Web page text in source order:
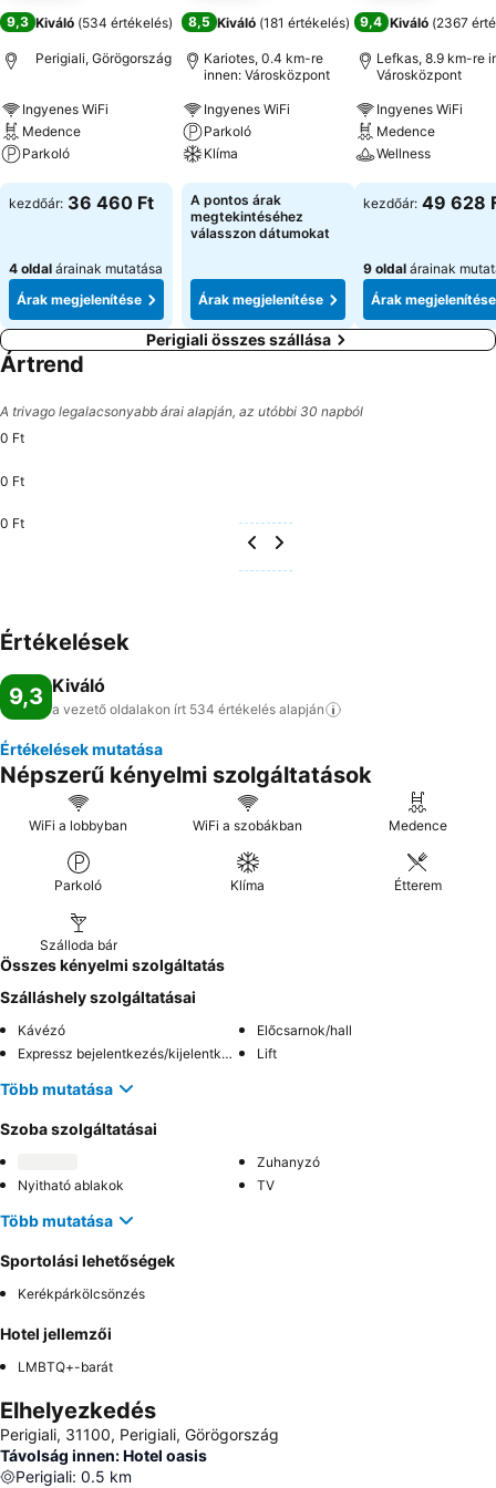
9,3 Kiváló (534 értékelés)
Perigiali, Görögország
Ingyenes WiFi
Medence
Parkoló
Árak megjelenítése
kezdőár: 36 460 Ft
4 oldal árainak mutatása
Árak megjelenítése
8,5 Kiváló (181 értékelés)
Kariotes, 0.4 km-re
innen: Városközpont
Ingyenes WiFi
Parkoló
Klíma
Árak megjelenítése
A pontos árak
megtekintéséhez
válasszon dátumokat
Árak megjelenítése
9,4 Kiváló (2367
Lefkas, 8.9 km-re
Városközpont
Ingyenes WiFi
Medence
Wellness
Árak
kezdőár: 49 628
9 oldal árainak
Árak megjelenítése
Perigiali összes szállása
Ártrend
A trivago legalacsonyabb árai alapján, az utóbbi 30 napból
0 Ft
0 Ft
0 Ft
Értékelések
9,3 Kiváló
a vezető oldalakon írt 534 értékelés alapján
Értékelések mutatása
Népszerű kényelmi szolgáltatások
WiFi a lobbyban WiFi a szobákban Medence
Parkoló Klíma Étterem
Szálloda bár
Összes kényelmi szolgáltatás
Szálláshely szolgáltatásai
Kávézó
Előcsarnok/hall
Expressz bejelentkezés/kijelentkezés
Lift
Több mutatása
Szoba szolgáltatásai
Zuhanyzó
Nyitható ablakok
TV
Több mutatása
Sportolási lehetőségek
Kerékpárkölcsönzés
Hotel jellemzői
LMBTQ+-barát
Elhelyezkedés
Perigiali, 31100, Perigiali, Görögország
Távolság innen: Hotel oasis
Perigiali: 0.5 km